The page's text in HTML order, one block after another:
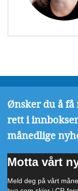
Ønsker du å få
rett i
månedlige